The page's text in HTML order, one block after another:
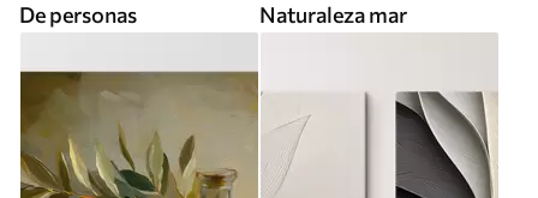
De personas Naturaleza mar